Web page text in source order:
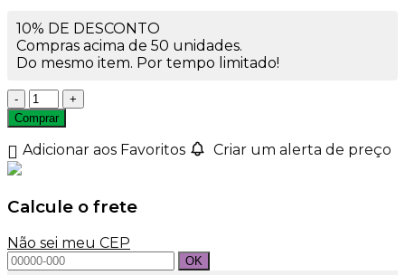
10% DE DESCONTO
Compras acima de 50 unidades.
Do mesmo item. Por tempo limitado!
Base
Bandeja
41240
Espelhada
quantidade
Comprar
Adicionar aos Favoritos Criar um alerta de preço
Calcule o frete
Não sei meu CEP